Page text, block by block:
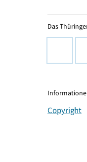
Das
Copyright